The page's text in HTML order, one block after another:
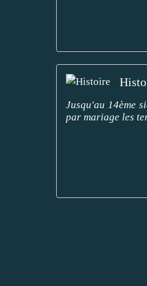
Jusqu'au 14ème
par mariage les